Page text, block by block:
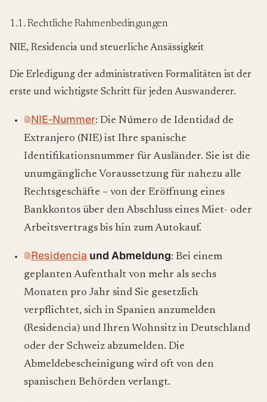
1.1. Rechtliche Rahmenbedingungen
NIE, Residencia und steuerliche Ansässigkeit
Die Erledigung der administrativen Formalitäten ist der
erste und wichtigste Schritt für jeden Auswanderer.
NIE-Nummer: Die Número de Identidad de
Extranjero (NIE) ist Ihre spanische
Identifikationsnummer für Ausländer. Sie ist die
unumgängliche Voraussetzung für nahezu alle
Rechtsgeschäfte – von der Eröffnung eines
Bankkontos über den Abschluss eines Miet- oder
Arbeitsvertrags bis hin zum Autokauf.
Residencia und Abmeldung: Bei einem
geplanten Aufenthalt von mehr als sechs
Monaten pro Jahr sind Sie gesetzlich
verpflichtet, sich in Spanien anzumelden
(Residencia) und Ihren Wohnsitz in Deutschland
oder der Schweiz abzumelden. Die
Abmeldebescheinigung wird oft von den
spanischen Behörden verlangt.